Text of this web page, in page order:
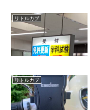
リトルカブ
リトルカブ